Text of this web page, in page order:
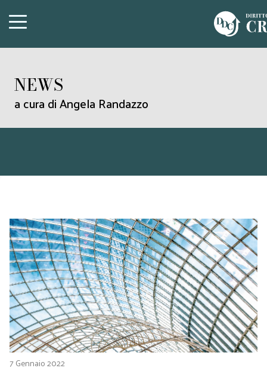
NEWS
a cura di Angela Randazzo
7 Gennaio 2022